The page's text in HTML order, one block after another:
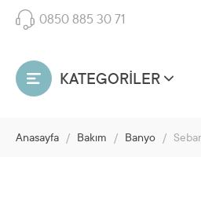
0850 885 30 71
KATEGORİLER
Anasayfa / Bakım / Banyo /